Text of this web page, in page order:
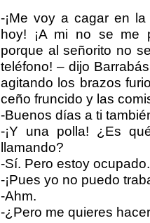
-¡Me voy a cagar en
hoy! ¡A mi no se me
porque al señorito no
teléfono! – dijo
agitando los brazos
ceño fruncido y las
-Buenos días a ti
-¡Y una polla! ¿Es
llamando?
-Sí. Pero estoy ocupado.
-¡Pues yo no puedo
-Ahm.
-¿Pero me quieres